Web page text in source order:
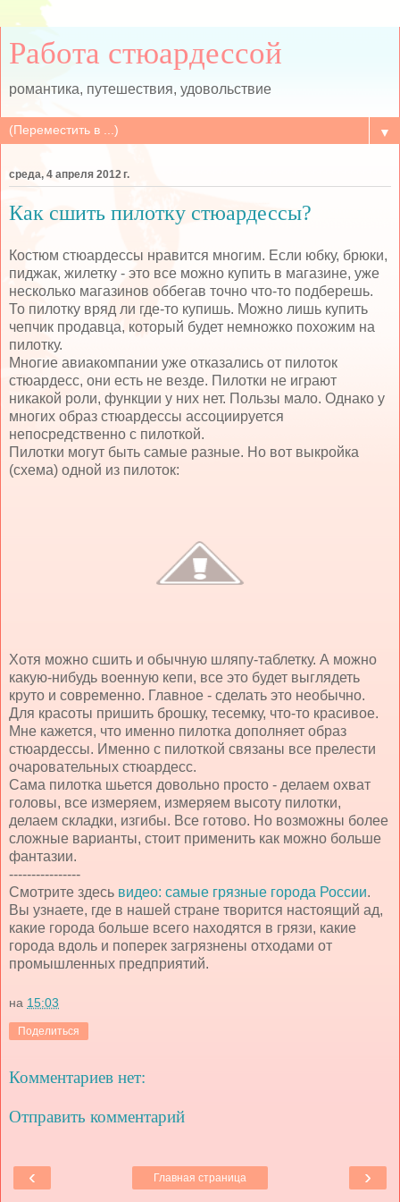
Работа стюардессой
романтика, путешествия, удовольствие
▼
среда, 4 апреля 2012 г.
Как сшить пилотку стюардессы?
Костюм стюардессы нравится многим. Если юбку, брюки,
пиджак, жилетку - это все можно купить в магазине, уже
несколько магазинов оббегав точно что-то подберешь.
То пилотку вряд ли где-то купишь. Можно лишь купить
чепчик продавца, который будет немножко похожим на
пилотку.
Многие авиакомпании уже отказались от пилоток
стюардесс, они есть не везде. Пилотки не играют
никакой роли, функции у них нет. Пользы мало. Однако у
многих образ стюардессы ассоциируется
непосредственно с пилоткой.
Пилотки могут быть самые разные. Но вот выкройка
(схема) одной из пилоток:
Хотя можно сшить и обычную шляпу-таблетку. А можно
какую-нибудь военную кепи, все это будет выглядеть
круто и современно. Главное - сделать это необычно.
Для красоты пришить брошку, тесемку, что-то красивое.
Мне кажется, что именно пилотка дополняет образ
стюардессы. Именно с пилоткой связаны все прелести
очаровательных стюардесс.
Сама пилотка шьется довольно просто - делаем охват
головы, все измеряем, измеряем высоту пилотки,
делаем складки, изгибы. Все готово. Но возможны более
сложные варианты, стоит применить как можно больше
фантазии.
----------------
Смотрите здесь видео: самые грязные города России.
Вы узнаете, где в нашей стране творится настоящий ад,
какие города больше всего находятся в грязи, какие
города вдоль и поперек загрязнены отходами от
промышленных предприятий.
на 15:03
Поделиться
Комментариев нет:
Отправить комментарий
‹ ›
Главная страница